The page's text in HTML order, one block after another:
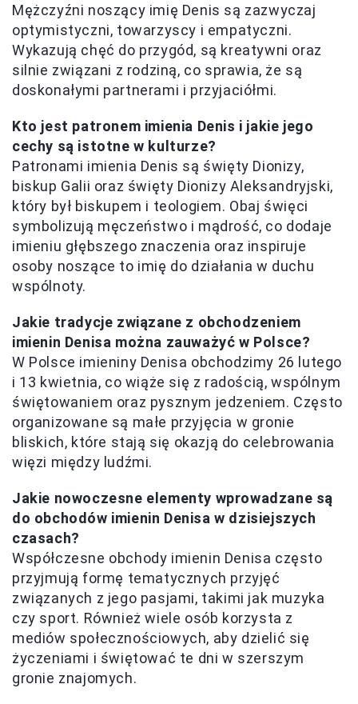
Mężczyźni noszący imię Denis są zazwyczaj
optymistyczni, towarzyscy i empatyczni.
Wykazują chęć do przygód, są kreatywni oraz
silnie związani z rodziną, co sprawia, że są
doskonałymi partnerami i przyjaciółmi.
Kto jest patronem imienia Denis i jakie jego
cechy są istotne w kulturze?
Patronami imienia Denis są święty Dionizy,
biskup Galii oraz święty Dionizy Aleksandryjski,
który był biskupem i teologiem. Obaj święci
symbolizują męczeństwo i mądrość, co dodaje
imieniu głębszego znaczenia oraz inspiruje
osoby noszące to imię do działania w duchu
wspólnoty.
Jakie tradycje związane z obchodzeniem
imienin Denisa można zauważyć w Polsce?
W Polsce imieniny Denisa obchodzimy 26 lutego
i 13 kwietnia, co wiąże się z radością, wspólnym
świętowaniem oraz pysznym jedzeniem. Często
organizowane są małe przyjęcia w gronie
bliskich, które stają się okazją do celebrowania
więzi między ludźmi.
Jakie nowoczesne elementy wprowadzane są
do obchodów imienin Denisa w dzisiejszych
czasach?
Współczesne obchody imienin Denisa często
przyjmują formę tematycznych przyjęć
związanych z jego pasjami, takimi jak muzyka
czy sport. Również wiele osób korzysta z
mediów społecznościowych, aby dzielić się
życzeniami i świętować te dni w szerszym
gronie znajomych.